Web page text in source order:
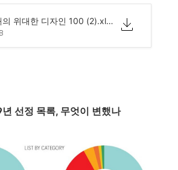
현시대의 위대한 디자인 100 (2).xlsx
선정 목록, 무엇이 변했나